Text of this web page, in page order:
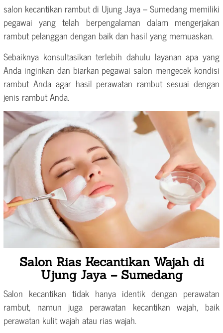
salon kecantikan rambut di Ujung Jaya – Sumedang memiliki
pegawai yang telah berpengalaman dalam mengerjakan
rambut pelanggan dengan baik dan hasil yang memuaskan.
Sebaiknya konsultasikan terlebih dahulu layanan apa yang
Anda inginkan dan biarkan pegawai salon mengecek kondisi
rambut Anda agar hasil perawatan rambut sesuai dengan
jenis rambut Anda.
Salon Rias Kecantikan Wajah di
Ujung Jaya – Sumedang
Salon kecantikan tidak hanya identik dengan perawatan
rambut, namun juga perawatan kecantikan wajah, baik
perawatan kulit wajah atau rias wajah.